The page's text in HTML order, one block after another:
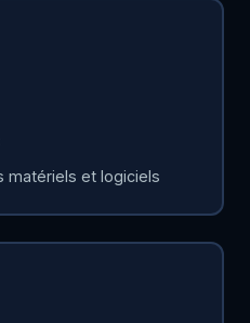
matériels et logiciels